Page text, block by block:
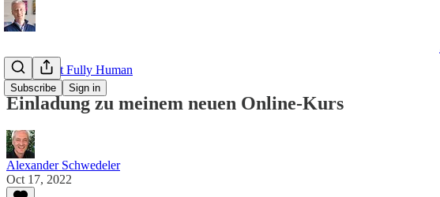
Subscribe Sign in
Read about Fully Human
Einladung zu meinem neuen Online-Kurs
Alexander Schwedeler
Oct 17, 2022